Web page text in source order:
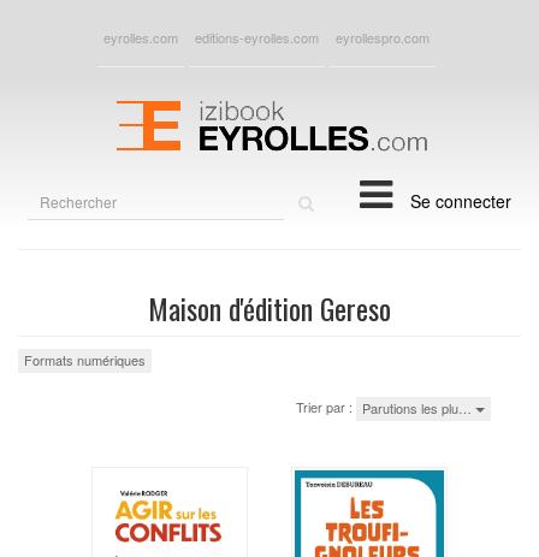
eyrolles.com editions-eyrolles.com eyrollespro.com
Se connecter
Maison d'édition Gereso
Formats numériques
Trier par : Parutions les plu…